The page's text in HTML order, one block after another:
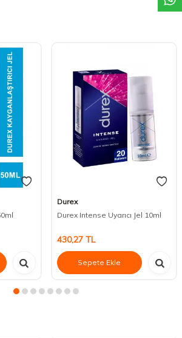
Durex
Durex Intense Uyarıcı Jel 10ml
430,27TL
Sepete Ekle